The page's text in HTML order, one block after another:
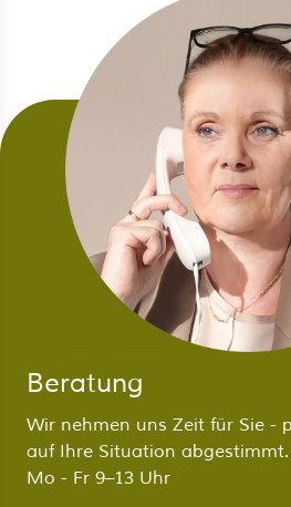
Beratung
Wir nehmen uns Zeit für Sie -
auf Ihre Situation abgestimmt.
Mo - Fr 9–13 Uhr